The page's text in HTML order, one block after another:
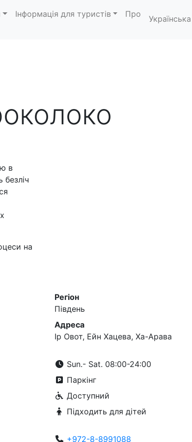
Інформація для туристів Про
Українська
в
на
Регіон
Південь
Адреса
Ір Овот, Ейн Хацева, Ха-Арава
Sun.- Sat. 08:00-24:00
Паркінг
Доступний
Підходить для дітей
+972-8-8991088